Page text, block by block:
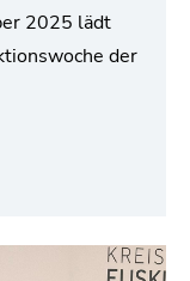
2025 lädt
der